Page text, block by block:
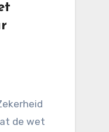
de wet